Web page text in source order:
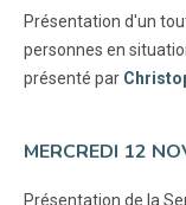
Présentation d'un
personnes en
présenté par
MERCREDI 12
Présentation de la